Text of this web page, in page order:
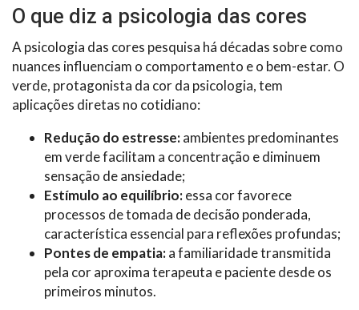
O que diz a psicologia das cores
A psicologia das cores pesquisa há décadas sobre como
nuances influenciam o comportamento e o bem-estar. O
verde, protagonista da cor da psicologia, tem
aplicações diretas no cotidiano:
Redução do estresse:ambientes predominantes
em verde facilitam a concentração e diminuem
sensação de ansiedade;
Estímulo ao equilíbrio:essa cor favorece
processos de tomada de decisão ponderada,
característica essencial para reflexões profundas;
Pontes de empatia:a familiaridade transmitida
pela cor aproxima terapeuta e paciente desde os
primeiros minutos.